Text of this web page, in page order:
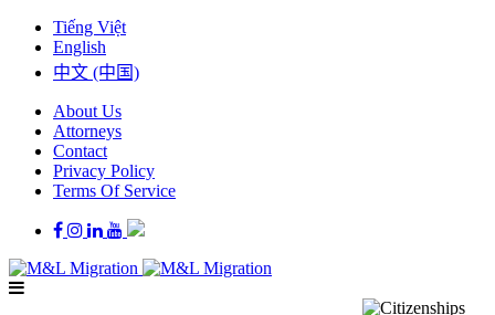
Tiếng Việt
English
中文 (中国)
About Us
Attorneys
Contact
Privacy Policy
Terms Of Service